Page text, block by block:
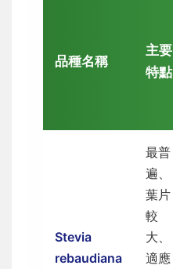
品種名稱
主要
特點
Stevia
rebaudiana
最普
遍、
葉片
較
大、
適應